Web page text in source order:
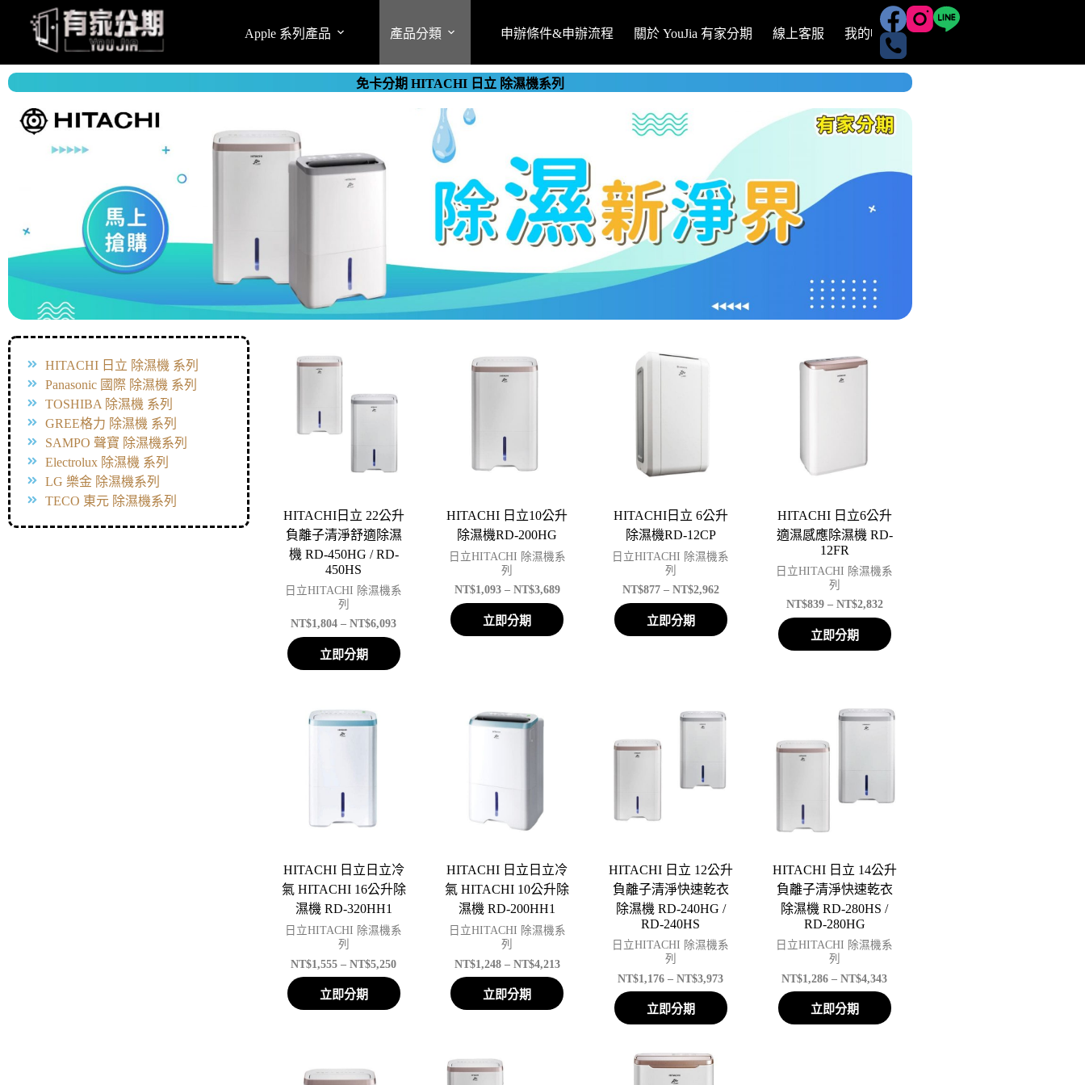
Apple 系列產品 產品分類 申辦條件&申辦流程 關於 YouJia 有家分期 線上客服 我的帳號
免卡分期 HITACHI 日立 除濕機系列
HITACHI 日立 除濕機 系列
Panasonic 國際 除濕機 系列
TOSHIBA 除濕機 系列
GREE格力 除濕機 系列
SAMPO 聲寶 除濕機系列
Electrolux 除濕機 系列
LG 樂金 除濕機系列
TECO 東元 除濕機系列
HITACHI日立 22公升
負離子清淨舒適除濕
機 RD-450HG / RD-
450HS
日立HITACHI 除濕機系
列
NT$1,804 – NT$6,093
立即分期
HITACHI 日立10公升
除濕機RD-200HG
日立HITACHI 除濕機系
列
NT$1,093 – NT$3,689
立即分期
HITACHI日立 6公升
除濕機RD-12CP
日立HITACHI 除濕機系
列
NT$877 – NT$2,962
立即分期
HITACHI 日立6公升
適濕感應除濕機 RD-
12FR
日立HITACHI 除濕機系
列
NT$839 – NT$2,832
立即分期
HITACHI 日立日立冷
氣 HITACHI 16公升除
濕機 RD-320HH1
日立HITACHI 除濕機系
列
NT$1,555 – NT$5,250
立即分期
HITACHI 日立日立冷
氣 HITACHI 10公升除
濕機 RD-200HH1
日立HITACHI 除濕機系
列
NT$1,248 – NT$4,213
立即分期
HITACHI 日立 12公升
負離子清淨快速乾衣
除濕機 RD-240HG /
RD-240HS
日立HITACHI 除濕機系
列
NT$1,176 – NT$3,973
立即分期
HITACHI 日立 14公升
負離子清淨快速乾衣
除濕機 RD-280HS /
RD-280HG
日立HITACHI 除濕機系
列
NT$1,286 – NT$4,343
立即分期